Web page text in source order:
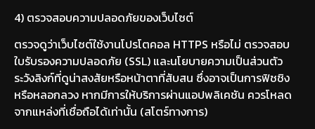
4) ตรวจสอบความปลอดภัยของเว็บไซต์
ตรวจดูว่าเว็บไซต์ใช้งานโปรโตคอล HTTPS หรือไม่ ตรวจสอบ
ใบรับรองความปลอดภัย (SSL) และนโยบายความเป็นส่วนตัว
ระวังลิงก์ที่ดูน่าสงสัยหรือหน้าตาที่สับสน ซึ่งอาจเป็นการฟิชชิง
หรือหลอกลวง หากมีการให้บริการผ่านแอปพลิเคชัน ควรโหลด
จากแหล่งที่เชื่อถือได้เท่านั้น (สโตร์ทางการ)